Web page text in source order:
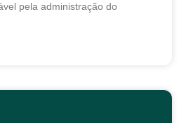
pela administração do